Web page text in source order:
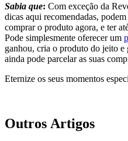
Sabia que: Com exceção da
dicas aqui recomendadas,
comprar o produto agora, e ter
Pode simplesmente oferecer um
ganhou, cria o produto do jeito e
ainda pode parcelar as suas
Eternize os seus momentos
Outros Artigos